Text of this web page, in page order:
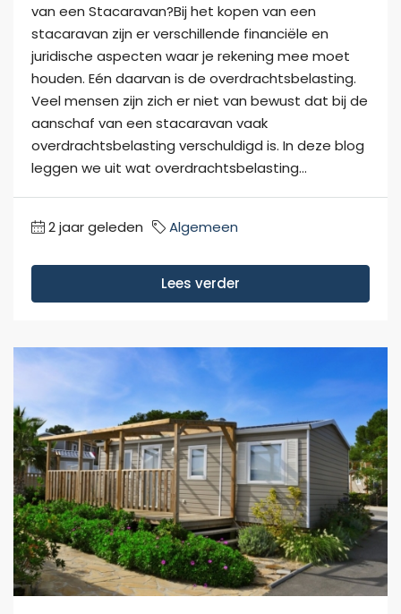
van een Stacaravan?Bij het kopen van een
stacaravan zijn er verschillende financiële en
juridische aspecten waar je rekening mee moet
houden. Eén daarvan is de overdrachtsbelasting.
Veel mensen zijn zich er niet van bewust dat bij de
aanschaf van een stacaravan vaak
overdrachtsbelasting verschuldigd is. In deze blog
leggen we uit wat overdrachtsbelasting...
2 jaar geleden Algemeen
Lees verder